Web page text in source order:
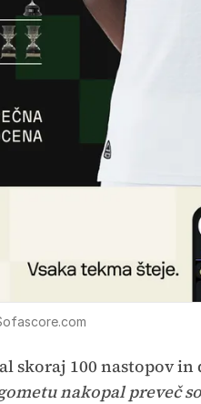
skoraj 100 nastopov in
nakopal preveč